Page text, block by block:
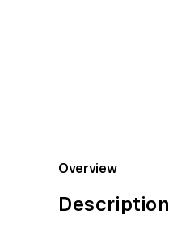
Overview
Description